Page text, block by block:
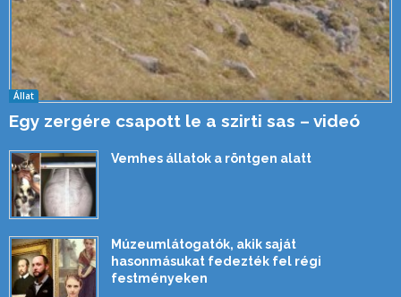
Állat
Egy zergére csapott le a szirti sas – videó
Vemhes állatok a röntgen alatt
Múzeumlátogatók, akik saját
hasonmásukat fedezték fel régi
festményeken